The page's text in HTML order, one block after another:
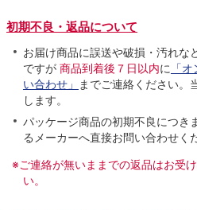
初期不良・返品について
お届け商品に誤送や破損・汚れな
ですが 商品到着後７日以内に 「
い合わせ」
までご連絡ください。
します。
パッケージ商品の初期不良につき
るメーカーへ直接お問い合わせく
※ご連絡が無いままでの返品はお受
い。